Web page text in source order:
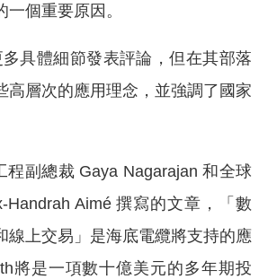
個重要原因。
具體細節發表評論，但在其部落
高層次的應用理念，並強調了國家
程副總裁 Gaya Nagarajan 和全球
Aimé 撰寫的文章，「數
線上交易」是海底電纜將支持的應
將是一項數十億美元的多年期投